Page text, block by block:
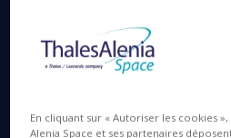
un satellite totalement
orbite, basé sur la
(INstant SPace In-orbit
En cliquant sur « Autoriser les cookies
Alenia Space et ses partenaires